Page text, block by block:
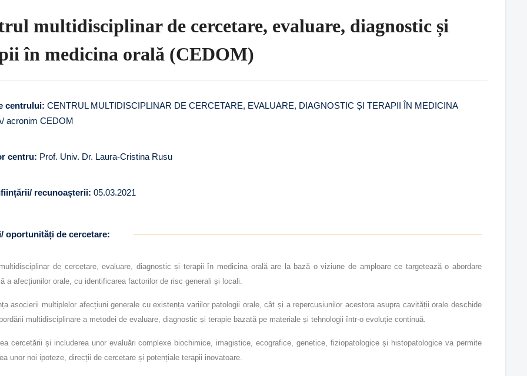
multidisciplinar de cercetare, evaluare, diagnostic și
în medicina orală (CEDOM)
centrului: CENTRUL MULTIDISCIPLINAR DE CERCETARE, EVALUARE, DIAGNOSTIC ȘI TERAPII ÎN MEDICINA
acronim CEDOM
centru: Prof. Univ. Dr. Laura-Cristina Rusu
recunoașterii: 05.03.2021
oportunități de cercetare:
de cercetare, evaluare, diagnostic și terapii în medicina orală are la bază o viziune de amploare ce targetează o abordare
a afecțiunilor orale, cu identificarea factorilor de risc generali și locali.
asocierii multiplelor afecțiuni generale cu existența variilor patologii orale, cât și a repercusiunilor acestora asupra cavității orale deschide
multidisciplinare a metodei de evaluare, diagnostic și terapie bazată pe materiale și tehnologii într-o evoluție continuă.
cercetării și includerea unor evaluări complexe biochimice, imagistice, ecografice, genetice, fiziopatologice și histopatologice va permite
unor noi ipoteze, direcții de cercetare și potențiale terapii inovatoare.